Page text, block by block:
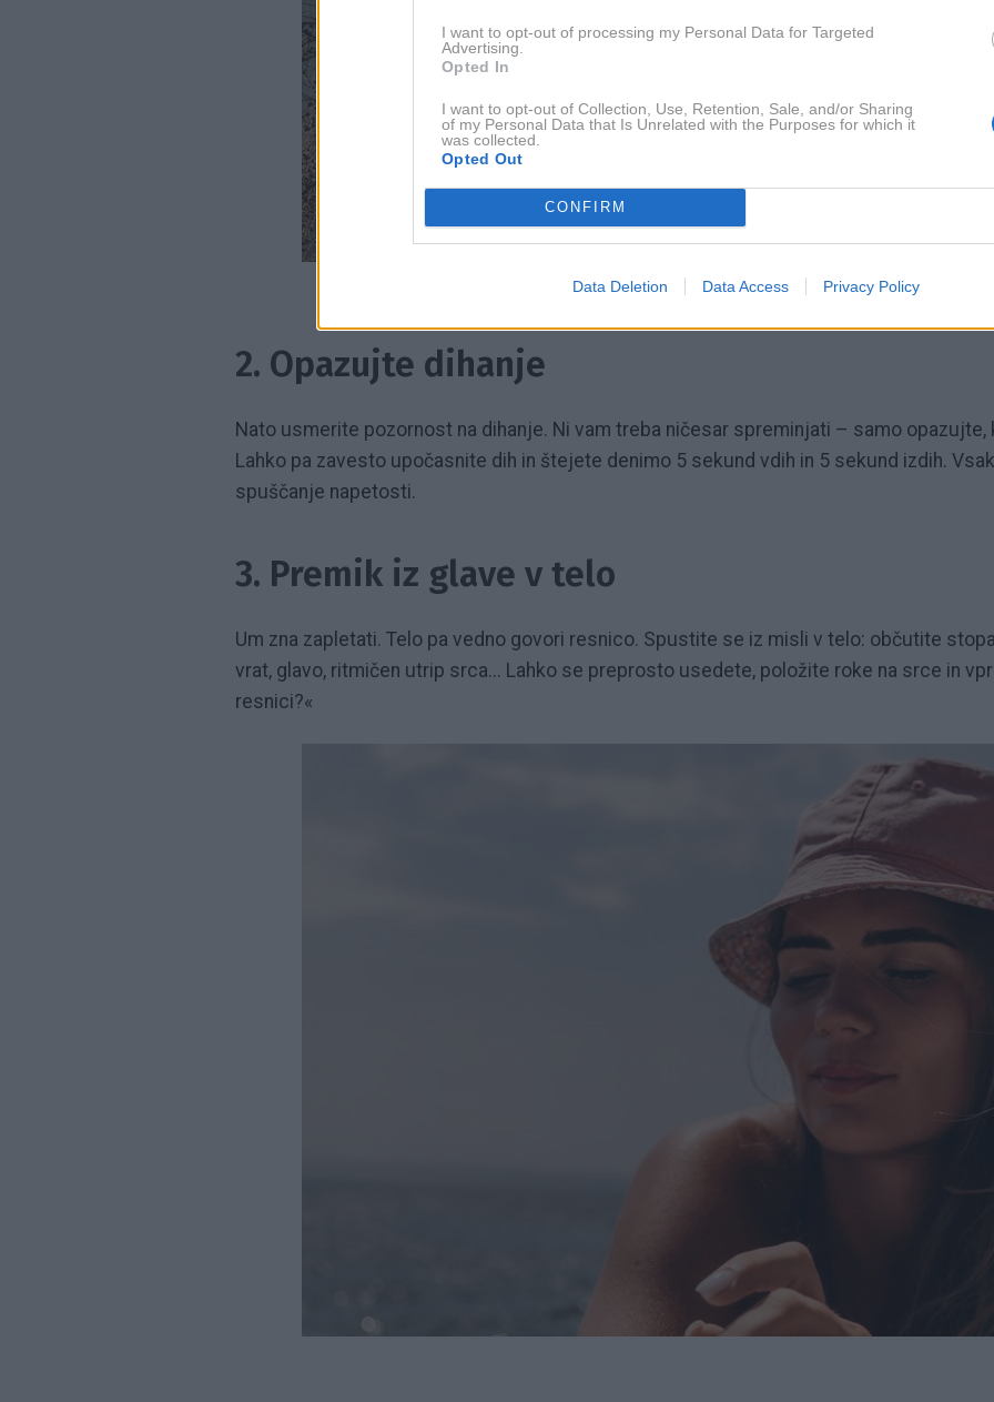
I want to opt-out of processing my Personal Data for Targeted
Advertising.
Opted In
I want to opt-out of Collection, Use, Retention, Sale, and/or Sharing
of my Personal Data that Is Unrelated with the Purposes for which it
was collected.
Opted Out
CONFIRM
Data Deletion Data Access Privacy Policy
2. Opazujte dihanje
Nato usmerite pozornost na dihanje. Ni vam treba ničesar spreminjati – samo opazujte,
Lahko pa zavesto upočasnite dih in štejete denimo 5 sekund vdih in 5 sekund izdih.
spuščanje napetosti.
3. Premik iz glave v telo
Um zna zapletati. Telo pa vedno govori resnico. Spustite se iz misli v telo: občutite
vrat, glavo, ritmičen utrip srca... Lahko se preprosto usedete, položite roke na srce in
resnici?«